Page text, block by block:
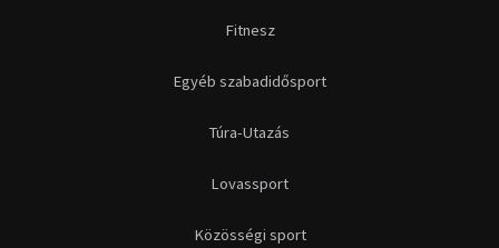
Fitnesz
Egyéb szabadidősport
Túra-Utazás
Lovassport
Közösségi sport